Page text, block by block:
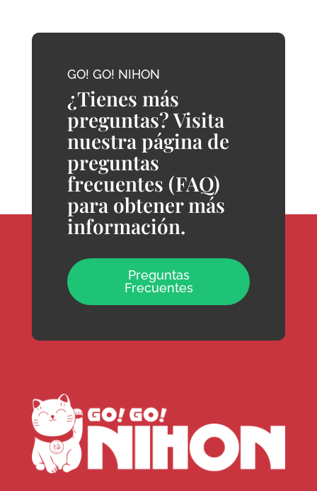
GO! GO! NIHON
¿Tienes más
preguntas? Visita
nuestra página de
preguntas
frecuentes (FAQ)
para obtener más
información.
Preguntas
Frecuentes